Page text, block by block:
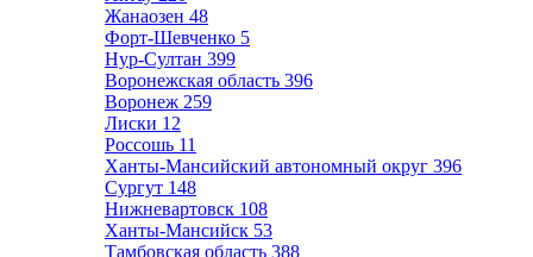
Жанаозен 48
Форт-Шевченко 5
Нур-Султан 399
Воронежская область 396
Воронеж 259
Лиски 12
Россошь 11
Ханты-Мансийский автономный округ 396
Сургут 148
Нижневартовск 108
Ханты-Мансийск 53
Тамбовская область 388